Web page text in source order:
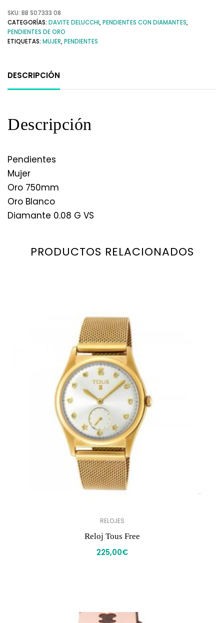
SKU: BB S07333 08
CATEGORÍAS: DAVITE DELUCCHI,PENDIENTES CON DIAMANTES,
PENDIENTES DE ORO
ETIQUETAS: MUJER,PENDIENTES
DESCRIPCIÓN
Descripción
Pendientes
Mujer
Oro 750mm
Oro Blanco
Diamante 0.08 G VS
PRODUCTOS RELACIONADOS
RELOJES
Reloj Tous Free
225,00€